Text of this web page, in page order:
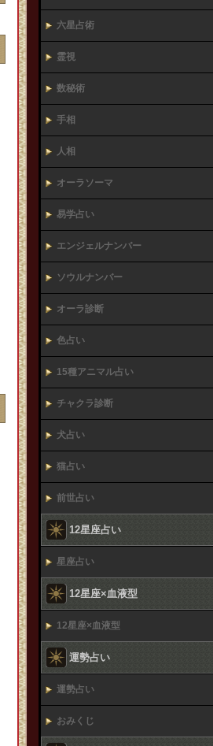
六星占術
霊視
数秘術
手相
人相
オーラソーマ
易学占い
エンジェルナンバー
ソウルナンバー
オーラ診断
色占い
15種アニマル占い
チャクラ診断
犬占い
猫占い
前世占い
12星座占い
星座占い
12星座×血液型
12星座×血液型
運勢占い
運勢占い
おみくじ